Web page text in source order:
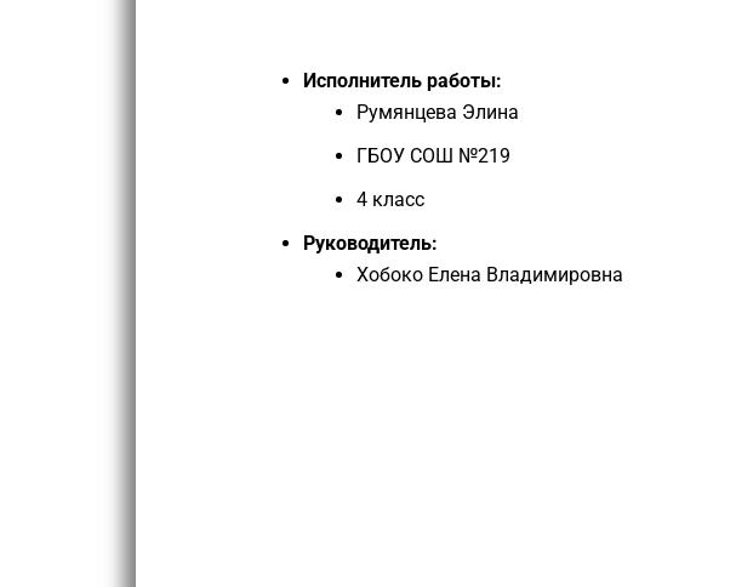
Исполнитель работы:
Румянцева Элина
ГБОУ СОШ №219
4 класс
Руководитель:
Хобоко Елена Владимировна